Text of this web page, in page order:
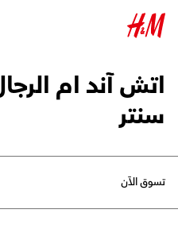
اتش آند ام
سنتر
تسوق الآن